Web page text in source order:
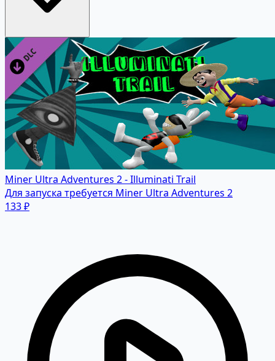
Miner Ultra Adventures 2 - Illuminati Trail
Для запуска требуется Miner Ultra Adventures 2
133 ₽